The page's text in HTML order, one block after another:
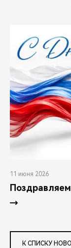
11 июня 2026
К СПИСКУ